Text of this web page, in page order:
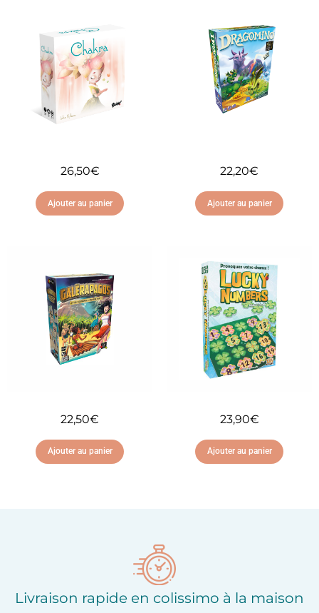
26,50€
Ajouter au panier
Ajouter à ma liste
d'envies
22,20€
Ajouter au panier
Ajouter à ma liste
d'envies
22,50€
Ajouter au panier
23,90€
Ajouter au panier
Livraison rapide en colissimo à la maison